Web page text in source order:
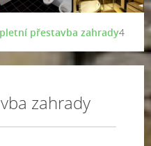
přestavba zahrady4
zahrady